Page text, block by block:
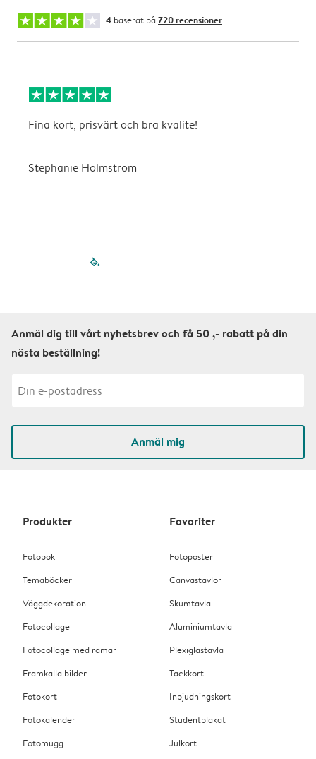
4 baserat på 720 recensioner
Fina kort, prisvärt och bra kvalite!
Stephanie Holmström
filled-pagination
Anmäl dig till vårt nyhetsbrev och få 50 ,- rabatt på din
nästa beställning!
Anmäl mig
Produkter
Fotobok
Temaböcker
Väggdekoration
Fotocollage
Fotocollage med ramar
Framkalla bilder
Fotokort
Fotokalender
Fotomugg
Favoriter
Fotoposter
Canvastavlor
Skumtavla
Aluminiumtavla
Plexiglastavla
Tackkort
Inbjudningskort
Studentplakat
Julkort